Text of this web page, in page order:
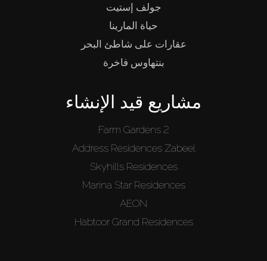
جولف إستيت
حياة المارينا
عقارات على شاطئ البحر
بنتهاوس فاخرة
مشاريع قيد الإنشاء
Farm Gardens 2
Address Residences Zabeel
Skyhills Residences
Marina Star Residences
AEON
Habtoor Grand Residences